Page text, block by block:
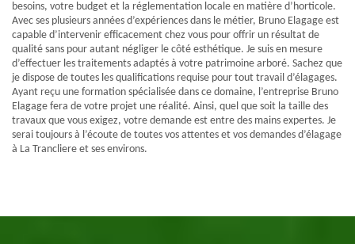
besoins, votre budget et la réglementation locale en matière d’horticole.
Avec ses plusieurs années d’expériences dans le métier, Bruno Elagage est
capable d’intervenir efficacement chez vous pour offrir un résultat de
qualité sans pour autant négliger le côté esthétique. Je suis en mesure
d’effectuer les traitements adaptés à votre patrimoine arboré. Sachez que
je dispose de toutes les qualifications requise pour tout travail d’élagages.
Ayant reçu une formation spécialisée dans ce domaine, l’entreprise Bruno
Elagage fera de votre projet une réalité. Ainsi, quel que soit la taille des
travaux que vous exigez, votre demande est entre des mains expertes. Je
serai toujours à l’écoute de toutes vos attentes et vos demandes d’élagage
à La Trancliere et ses environs.